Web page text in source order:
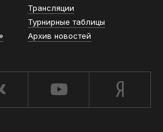
Трансляции
Турнирные таблицы
Архив новостей